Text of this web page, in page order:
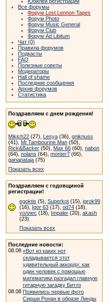
Все форумы
Форум Lost Lennon Tapes
Форум Photo
Форум Music General
Форум Club
Форум Ad Libitum
Чат (0)
Правила форумов
Подкасты
FAQ
Полезные советы
Модераторы
Hall of shame
Последние сообщения
Архив форумов
Статистика
Поздравляем с днем рождения!
Mikich22 (27), Lesya (36), gniknuss
(41), Mr.Tambourine Man (50),
Rick&Backer (50), Max 66 (60), nabon
(64), nolans (64), monter7 (66),
ganapataja (75)
Показать всех
Поздравляем с годовщиной
регистрации!
egoktis (5), Superkot (15), igrok99
(16), Igor 63 (17), od74 (18),
уоллес (18), Impaler (20), akash
(23)
Показать всех
Последние новости:
08.08 «Вот из каких нот
складывается этот
удивительный аккорд»: как
один человек с помощью
математики разгадал главную
гитарную загадку Битлз
08.08 Появились первые фото
Сирши Ронан в образе Линды